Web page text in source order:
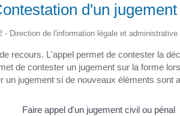
d'un jugement
- Direction de l'information légale et
recours. L'appel permet de contester la
de contester un jugement sur la forme
un jugement si de nouveaux éléments sont
Faire appel d'un jugement civil ou pénal